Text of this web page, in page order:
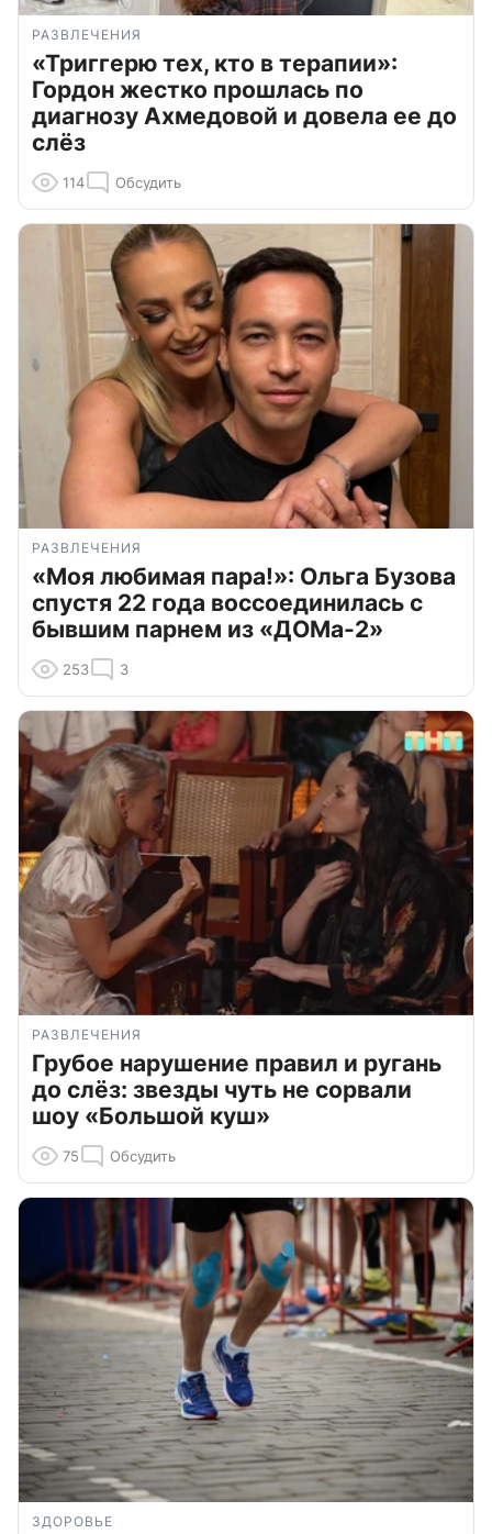
РАЗВЛЕЧЕНИЯ
«Триггерю тех, кто в терапии»:
Гордон жестко прошлась по
диагнозу Ахмедовой и довела ее до
слёз
114 Обсудить
РАЗВЛЕЧЕНИЯ
«Моя любимая пара!»: Ольга Бузова
спустя 22 года воссоединилась с
бывшим парнем из «ДОМа-2»
253 3
РАЗВЛЕЧЕНИЯ
Грубое нарушение правил и ругань
до слёз: звезды чуть не сорвали
шоу «Большой куш»
75 Обсудить
ЗДОРОВЬЕ